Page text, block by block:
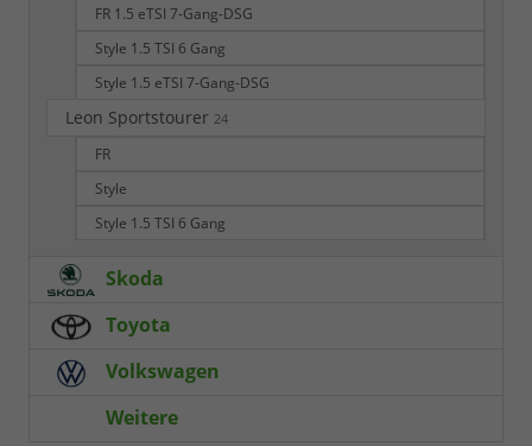
FR 1.5 eTSI 7-Gang-DSG
Style 1.5 TSI 6 Gang
Style 1.5 eTSI 7-Gang-DSG
Leon Sportstourer 24
FR
Style
Style 1.5 TSI 6 Gang
Skoda
Toyota
Volkswagen
Weitere